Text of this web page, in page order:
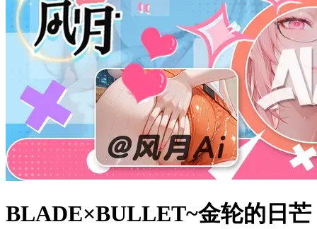
BLADE×BULLET~金轮的日